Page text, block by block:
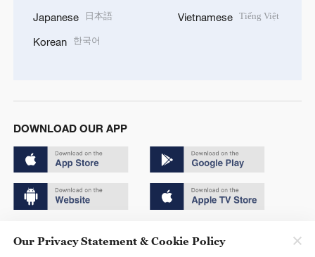
Japanese 日本語
Korean 한국어
Vietnamese Tiếng Việt
DOWNLOAD OUR APP
Our Privacy Statement & Cookie Policy